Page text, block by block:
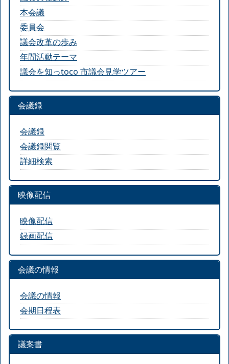
本会議
委員会
議会改革の歩み
年間活動テーマ
議会を知っtoco 市議会見学ツアー
会議録
会議録
会議録閲覧
詳細検索
映像配信
映像配信
録画配信
会議の情報
会議の情報
会期日程表
議案書